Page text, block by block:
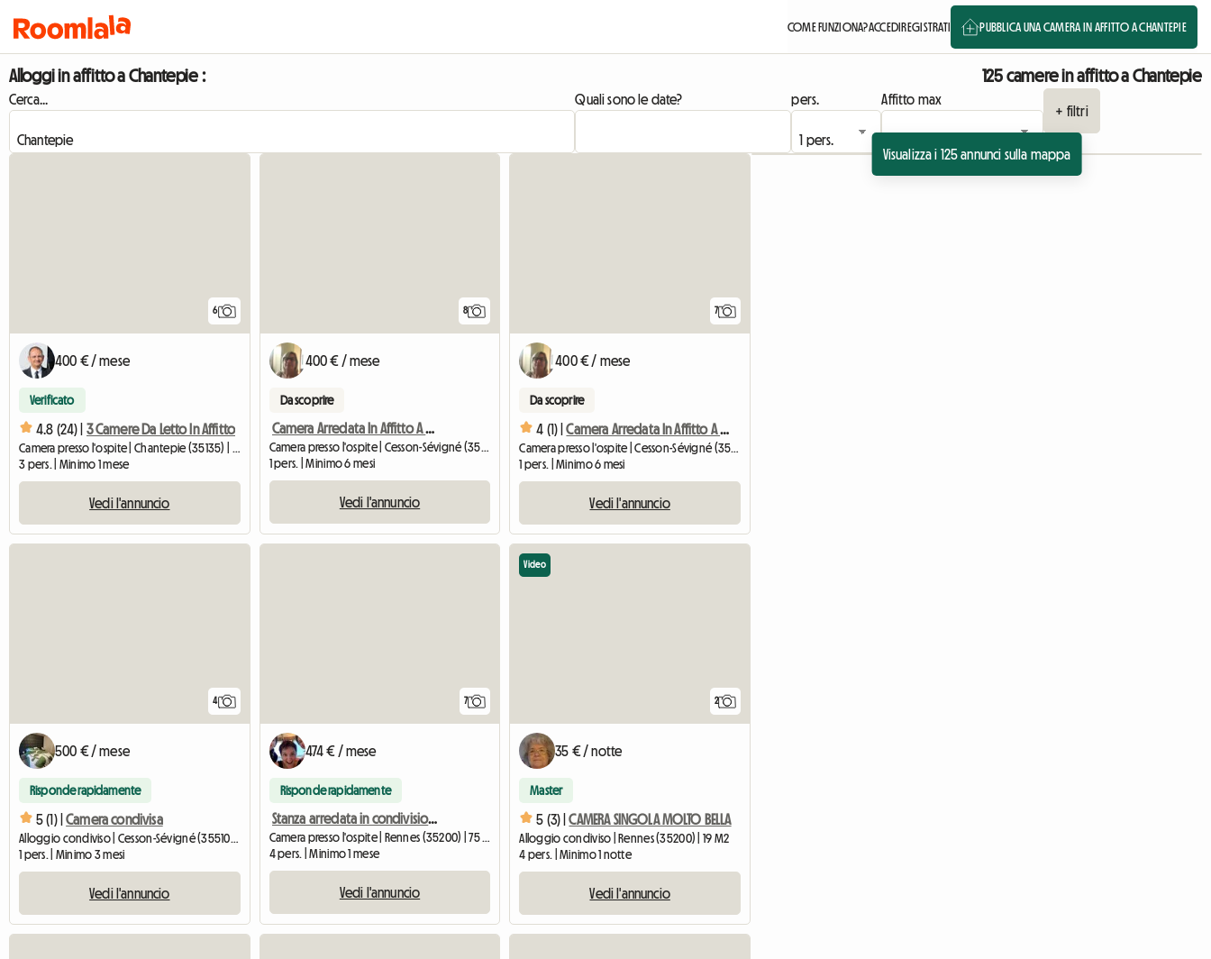
COME FUNZIONA?ACCEDIREGISTRATI PUBBLICA UNA CAMERA IN AFFITTO A CHANTEPIE
Alloggi in affitto a Chantepie : 125 camere in affitto a Chantepie
Cerca... Quali sono le date? pers.
Affitto max
+ filtri
Visualizza i 125 annunci sulla mappa
6
400 € / mese
Verificato
4.8 (24) | 3 Camere Da Letto In Affitto
Camera presso l'ospite | Chantepie (35135) | 50 M2
3 pers. | Minimo 1 mese
Vedi l'annuncio
8
400 € / mese
Da scoprire
Camera Arredata In Affitto A Cesson-sévigné
Camera presso l'ospite | Cesson-Sévigné (35510)
1 pers. | Minimo 6 mesi
Vedi l'annuncio
7
400 € / mese
Da scoprire
4 (1) | Camera Arredata In Affitto A Cesson-sévigné
Camera presso l'ospite | Cesson-Sévigné (35510)
1 pers. | Minimo 6 mesi
Vedi l'annuncio
4
500 € / mese
Risponde rapidamente
5 (1) | Camera condivisa
Alloggio condiviso | Cesson-Sévigné (35510) | 12 M2
1 pers. | Minimo 3 mesi
Vedi l'annuncio
7
474 € / mese
Risponde rapidamente
Stanza arredata in condivisione
Camera presso l'ospite | Rennes (35200) | 75 M2
4 pers. | Minimo 1 mese
Vedi l'annuncio
2
Video
35 € / notte
Master
5 (3) | CAMERA SINGOLA MOLTO BELLA
Alloggio condiviso | Rennes (35200) | 19 M2
4 pers. | Minimo 1 notte
Vedi l'annuncio